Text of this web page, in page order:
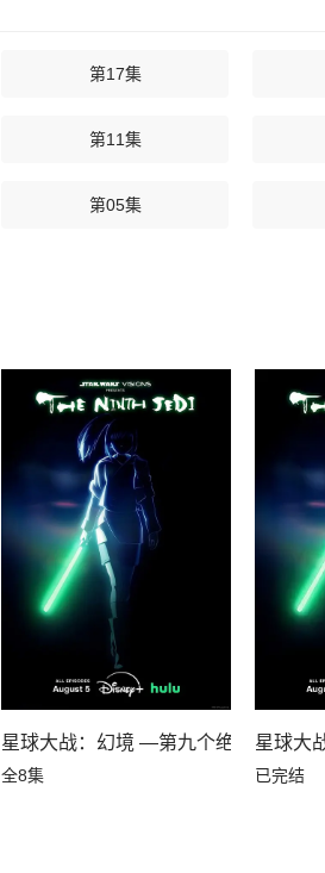
第17集
第11集
第05集
星球大战：幻境 —第九个绝地武士
全8集
星球大
已完结